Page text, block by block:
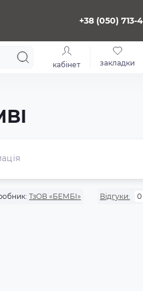
+38 (050) 713-
кабінет закладки
ТзОВ «БЕМБІ» Відгуки: 0